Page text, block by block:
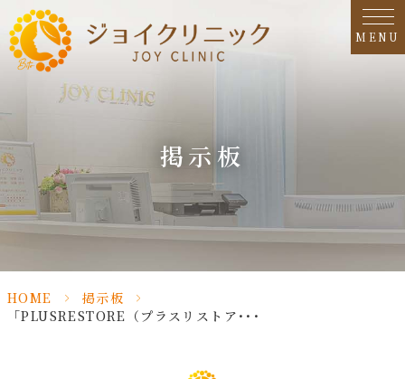
MENU
掲示板
HOME > 掲示板
>
「PLUSRESTORE（プラスリストア･･･